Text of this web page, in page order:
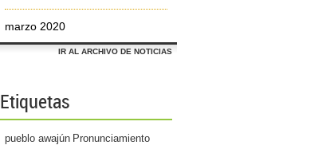
marzo 2020
IR AL ARCHIVO DE NOTICIAS
Etiquetas
pueblo awajún Pronunciamiento